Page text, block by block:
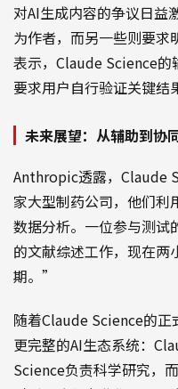
对AI生成内容的争议日益
为作者，而另一些则要
表示，Claude Science
要求用户自行验证关键结
未来展望：从辅助到协
Anthropic透露，Claude
家大型制药公司，他们利
数据分析。一位参与测
的文献综述工作，现在两
期。”
随着Claude Science的
更完整的AI生态系统：
Science负责科学研究，